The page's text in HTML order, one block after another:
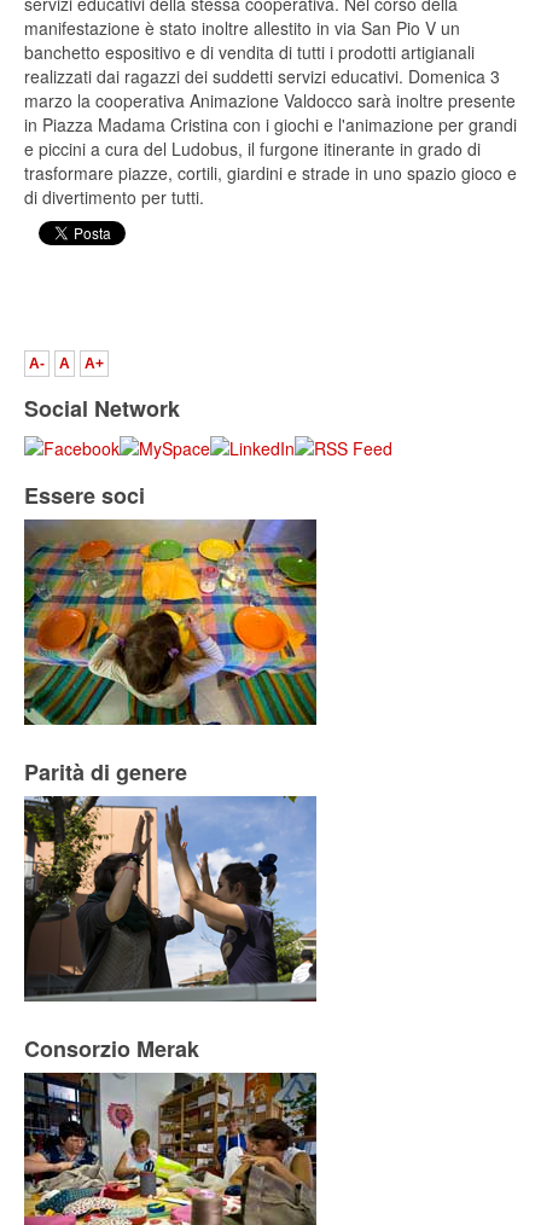
manifestazione è stato inoltre allestito in via San Pio V un
banchetto espositivo e di vendita di tutti i prodotti artigianali
realizzati dai ragazzi dei suddetti servizi educativi. Domenica 3
marzo la cooperativa Animazione Valdocco sarà inoltre presente
in Piazza Madama Cristina con i giochi e l'animazione per grandi
e piccini a cura del Ludobus, il furgone itinerante in grado di
trasformare piazze, cortili, giardini e strade in uno spazio gioco e
di divertimento per tutti.
A- A A+
Social Network
Essere soci
Parità di genere
Consorzio Merak